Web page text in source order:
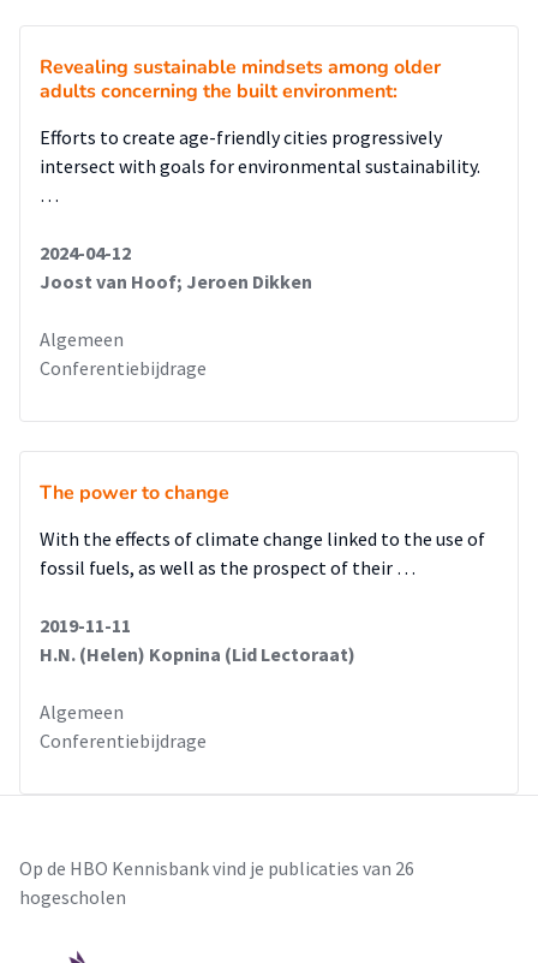
Revealing sustainable mindsets among older
adults concerning the built environment:
Efforts to create age-friendly cities progressively
intersect with goals for environmental sustainability.
…
2024-04-12
Joost van Hoof; Jeroen Dikken
Algemeen
Conferentiebijdrage
The power to change
With the effects of climate change linked to the use of
fossil fuels, as well as the prospect of their …
2019-11-11
H.N. (Helen) Kopnina (Lid Lectoraat)
Algemeen
Conferentiebijdrage
Op de HBO Kennisbank vind je publicaties van 26
hogescholen